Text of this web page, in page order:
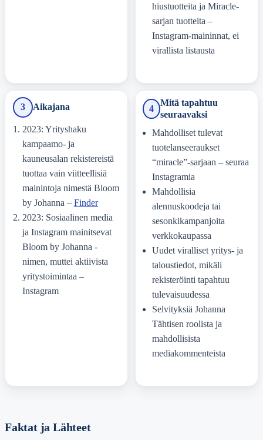
hiustuotteita ja Miracle-
sarjan tuotteita –
Instagram-maininnat, ei
virallista listausta
3 Aikajana
2023: Yrityshaku
kampaamo- ja
kauneusalan rekistereistä
tuottaa vain viitteellisiä
mainintoja nimestä Bloom
by Johanna – Finder
2023: Sosiaalinen media
ja Instagram mainitsevat
Bloom by Johanna -
nimen, muttei aktiivista
yritystoimintaa –
Instagram
4
Mitä tapahtuu
seuraavaksi
Mahdolliset tulevat
tuotelanseeraukset
“miracle”-sarjaan – seuraa
Instagramia
Mahdollisia
alennuskoodeja tai
sesonkikampanjoita
verkkokaupassa
Uudet viralliset yritys- ja
taloustiedot, mikäli
rekisteröinti tapahtuu
tulevaisuudessa
Selvityksiä Johanna
Tähtisen roolista ja
mahdollisista
mediakommenteista
Faktat ja Lähteet